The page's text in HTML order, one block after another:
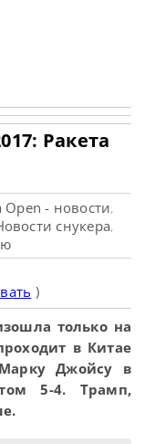
Ракета
Open - новости,
снукера,
)
только на
в Китае
Джойсу в
5-4. Трамп,